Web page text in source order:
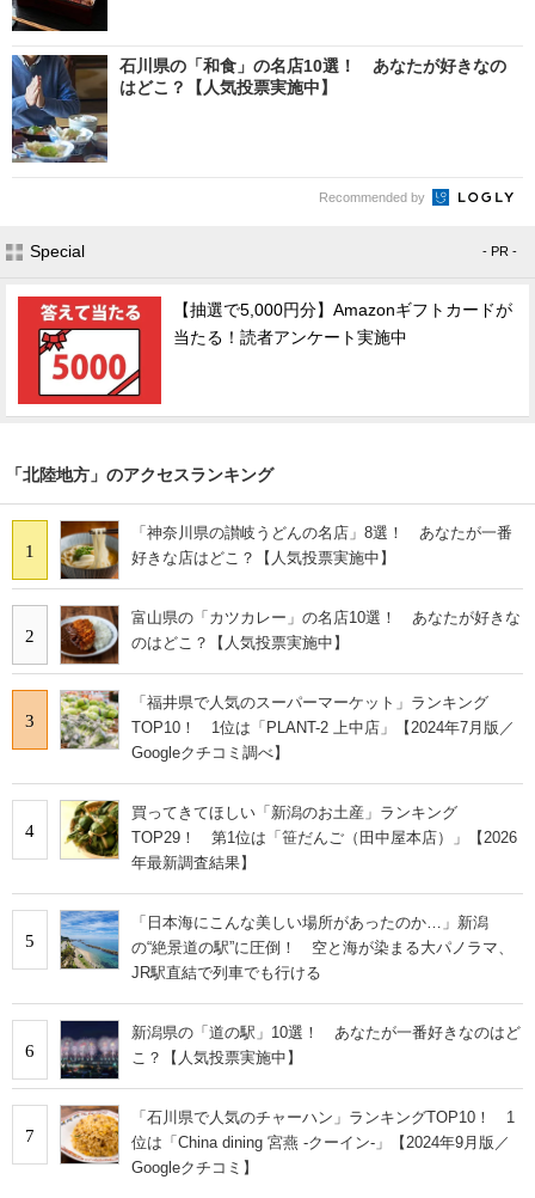
石川県の「和食」の名店10選！ あなたが好きなの
はどこ？【人気投票実施中】
Recommended by
Special - PR -
【抽選で5,000円分】Amazonギフトカードが
当たる！読者アンケート実施中
「北陸地方」のアクセスランキング
1
「神奈川県の讃岐うどんの名店」8選！ あなたが一番
好きな店はどこ？【人気投票実施中】
2
富山県の「カツカレー」の名店10選！ あなたが好きな
のはどこ？【人気投票実施中】
3
「福井県で人気のスーパーマーケット」ランキング
TOP10！ 1位は「PLANT-2 上中店」【2024年7月版／
Googleクチコミ調べ】
4
買ってきてほしい「新潟のお土産」ランキング
TOP29！ 第1位は「笹だんご（田中屋本店）」【2026
年最新調査結果】
5
「日本海にこんな美しい場所があったのか…」新潟
の“絶景道の駅”に圧倒！ 空と海が染まる大パノラマ、
JR駅直結で列車でも行ける
6
新潟県の「道の駅」10選！ あなたが一番好きなのはど
こ？【人気投票実施中】
7
「石川県で人気のチャーハン」ランキングTOP10！ 1
位は「China dining 宮燕 ‐クーイン‐」【2024年9月版／
Googleクチコミ】